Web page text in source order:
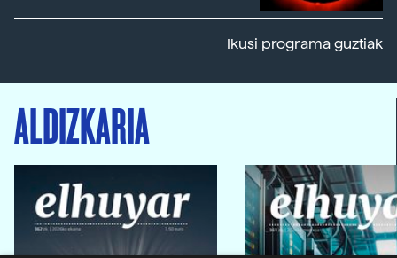
Ikusi programa guztiak
ALDIZKARIA